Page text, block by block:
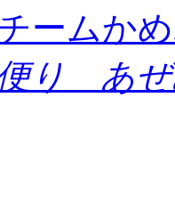
ームか
り あぜ